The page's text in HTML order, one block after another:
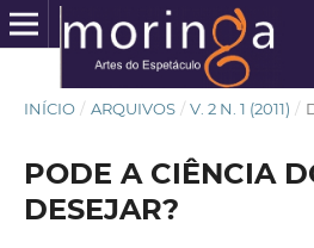
INÍCIO / ARQUIVOS / V. 2 N. 1 (2011) /
PODE A CIÊNCIA
DESEJAR?